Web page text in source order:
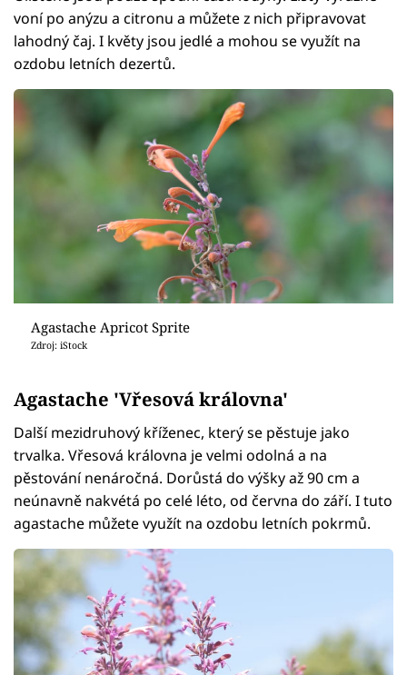
voní po anýzu a citronu a můžete z nich připravovat
lahodný čaj. I květy jsou jedlé a mohou se využít na
ozdobu letních dezertů.
Agastache Apricot Sprite
Zdroj: iStock
Agastache 'Vřesová královna'
Další mezidruhový kříženec, který se pěstuje jako
trvalka. Vřesová královna je velmi odolná a na
pěstování nenáročná. Dorůstá do výšky až 90 cm a
neúnavně nakvétá po celé léto, od června do září. I tuto
agastache můžete využít na ozdobu letních pokrmů.